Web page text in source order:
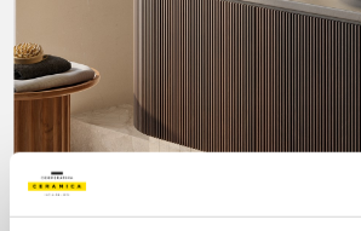
SHOW ARTICLES